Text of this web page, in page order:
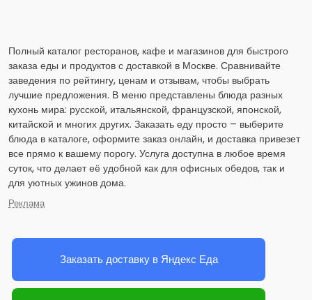
Полный каталог ресторанов, кафе и магазинов для быстрого
заказа еды и продуктов с доставкой в Москве. Сравнивайте
заведения по рейтингу, ценам и отзывам, чтобы выбрать
лучшие предложения. В меню представлены блюда разных
кухонь мира: русской, итальянской, французской, японской,
китайской и многих других. Заказать еду просто – выберите
блюда в каталоге, оформите заказ онлайн, и доставка привезет
все прямо к вашему порогу. Услуга доступна в любое время
суток, что делает её удобной как для офисных обедов, так и
для уютных ужинов дома.
Реклама
Заказать доставку в Яндекс Еда